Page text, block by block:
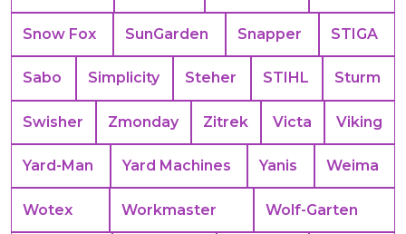
Snow Fox SunGarden Snapper STIGA
Sabo Simplicity Steher STIHL Sturm
Swisher Zmonday Zitrek Victa Viking
Yard-Man Yard Machines Yanis Weima
Wotex Workmaster Wolf-Garten